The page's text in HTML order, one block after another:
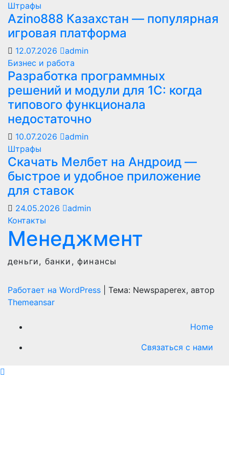
Штрафы
Azino888 Казахстан — популярная
игровая платформа
12.07.2026
admin
Бизнес и работа
Разработка программных
решений и модули для 1С: когда
типового функционала
недостаточно
10.07.2026
admin
Штрафы
Скачать Мелбет на Андроид —
быстрое и удобное приложение
для ставок
24.05.2026
admin
Контакты
Менеджмент
деньги, банки, финансы
Работает на WordPress
Тема: Newspaperex, автор
Themeansar
Home
Связаться с нами